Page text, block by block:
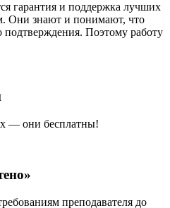
гарантия и поддержка лучших
Они знают и понимают, что
подтверждения. Поэтому работу
— они бесплатны!
преподавателя до